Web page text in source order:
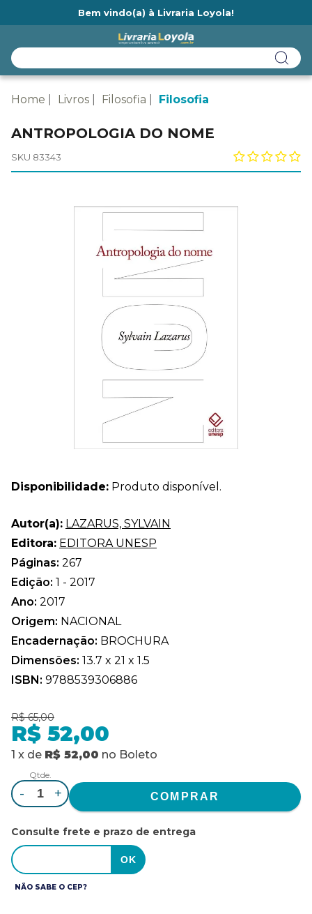
Bem vindo(a) à Livraria Loyola!
Home Livros Filosofia Filosofia
ANTROPOLOGIA DO NOME
SKU 83343
Disponibilidade: Produto disponível.
Autor(a): LAZARUS, SYLVAIN
Editora: EDITORA UNESP
Páginas: 267
Edição: 1 - 2017
Ano: 2017
Origem: NACIONAL
Encadernação: BROCHURA
Dimensões: 13.7 x 21 x 1.5
ISBN: 9788539306886
R$ 65,00
R$ 52,00
1 x de R$ 52,00 no Boleto
Qtde.
- +
Consulte frete e prazo de entrega
NÃO SABE O CEP?